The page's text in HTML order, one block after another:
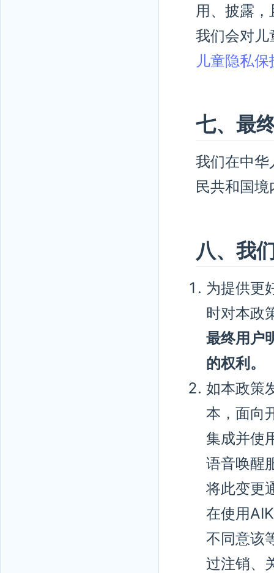
用、披露
我们会对儿
儿童隐私
七、最
我们在中华
民共和国
八、我
为提供更
时对本政
最终用户
的权利。
如本政策
本，面向
集成并使
语音唤醒
将此变更
在使用
不同意该
过注销、